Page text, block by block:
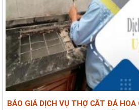
BÁO GIÁ DỊCH VỤ THỢ CẮT ĐÁ HOA